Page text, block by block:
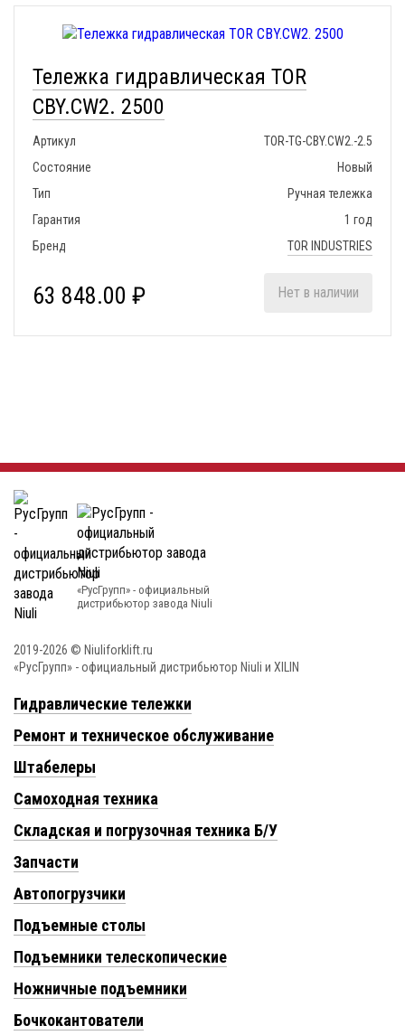
Тележка гидравлическая TOR
CBY.CW2. 2500
Артикул
TOR-TG-CBY.CW2.-2.5
Состояние
Новый
Тип
Ручная тележка
Гарантия
1 год
Бренд
TOR INDUSTRIES
63 848.00 ₽ Нет в наличии
«РусГрупп» - официальный
диcтрибьютор завода Niuli
2019-2026 © Niuliforklift.ru
«РусГрупп» - официальный диcтрибьютор Niuli и XILIN
Гидравлические тележки
Ремонт и техническое обслуживание
Штабелеры
Самоходная техника
Складская и погрузочная техника Б/У
Запчасти
Автопогрузчики
Подъемные столы
Подъемники телескопические
Ножничные подъемники
Бочкокантователи